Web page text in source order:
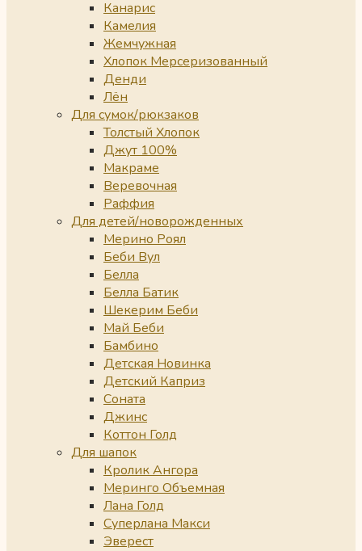
Канарис
Камелия
Жемчужная
Хлопок Мерсеризованный
Денди
Лён
Для сумок/рюкзаков
Толстый Хлопок
Джут 100%
Макраме
Веревочная
Раффия
Для детей/новорожденных
Мерино Роял
Беби Вул
Белла
Белла Батик
Шекерим Беби
Май Беби
Бамбино
Детская Новинка
Детский Каприз
Соната
Джинс
Коттон Голд
Для шапок
Кролик Ангора
Меринго Объемная
Лана Голд
Суперлана Макси
Эверест